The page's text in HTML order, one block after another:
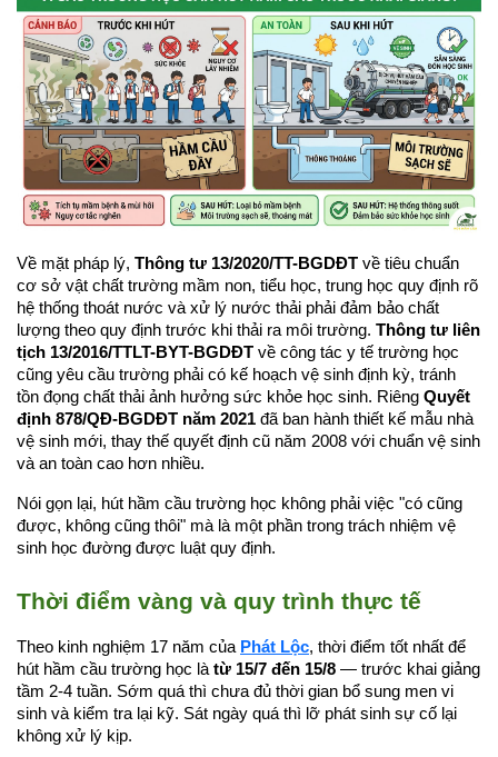
Về mặt pháp lý, Thông tư 13/2020/TT-BGDĐT về tiêu chuẩn
cơ sở vật chất trường mầm non, tiểu học, trung học quy định rõ
hệ thống thoát nước và xử lý nước thải phải đảm bảo chất
lượng theo quy định trước khi thải ra môi trường. Thông tư liên
tịch 13/2016/TTLT-BYT-BGDĐT về công tác y tế trường học
cũng yêu cầu trường phải có kế hoạch vệ sinh định kỳ, tránh
tồn đọng chất thải ảnh hưởng sức khỏe học sinh. Riêng Quyết
định 878/QĐ-BGDĐT năm 2021 đã ban hành thiết kế mẫu nhà
vệ sinh mới, thay thế quyết định cũ năm 2008 với chuẩn vệ sinh
và an toàn cao hơn nhiều.
Nói gọn lại, hút hầm cầu trường học không phải việc "có cũng
được, không cũng thôi" mà là một phần trong trách nhiệm vệ
sinh học đường được luật quy định.
Thời điểm vàng và quy trình thực tế
Theo kinh nghiệm 17 năm của Phát Lộc, thời điểm tốt nhất để
hút hầm cầu trường học là từ 15/7 đến 15/8 — trước khai giảng
tầm 2-4 tuần. Sớm quá thì chưa đủ thời gian bổ sung men vi
sinh và kiểm tra lại kỹ. Sát ngày quá thì lỡ phát sinh sự cố lại
không xử lý kịp.